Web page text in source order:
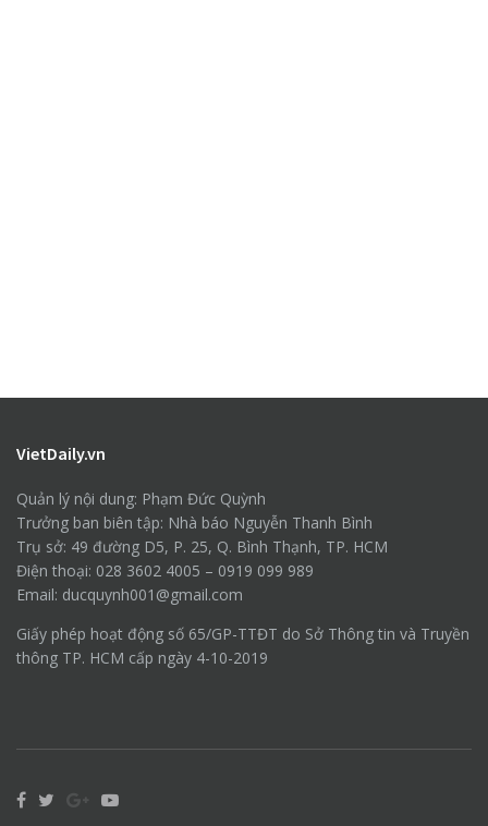
VietDaily.vn
Quản lý nội dung: Phạm Đức Quỳnh
Trưởng ban biên tập: Nhà báo Nguyễn Thanh Bình
Trụ sở: 49 đường D5, P. 25, Q. Bình Thạnh, TP. HCM
Điện thoại: 028 3602 4005 – 0919 099 989
Email: ducquynh001@gmail.com
Giấy phép hoạt động số 65/GP-TTĐT do Sở Thông tin và Truyền
thông TP. HCM cấp ngày 4-10-2019